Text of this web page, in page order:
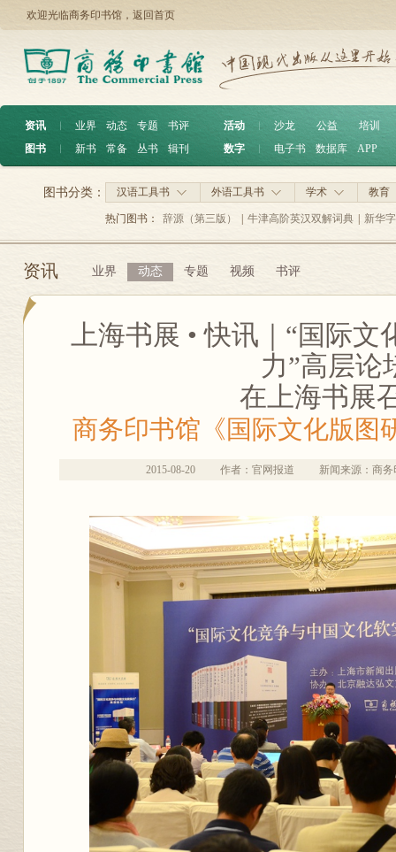
欢迎光临商务印书馆， 返回首页
资讯 ︱ 业界 动态 专题
书评
图书
︱ 新书 常备 丛书 辑刊
活动 沙龙 公益
培训
数字
电子书 数据库 APP
汉语工具书 外语工具书 学术 教育
图书分类：
热门图书： 辞源（第三版） 牛津高阶英汉双解词典 新华
资讯 业界 动态 专题 视频 书评
上海书展 • 快讯｜“国际文
力”高层论
在上海书展
商务印书馆《国际文化版图
2015-08-20 作者：官网报道 新闻来源：商务